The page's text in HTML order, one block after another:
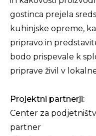
gostinca prejela
kuhinjske opreme,
pripravo in
bodo prispevale k
priprave živil v
Projektni partnerji:
Center za
partner